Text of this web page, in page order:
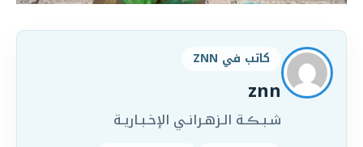
كاتب في ZNN
znn
شـبـڪـة الـزهـرانـي الإخـبـاريـة